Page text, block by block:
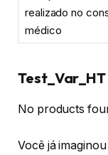
realizado no
médico
Test_Var_HT
No products
Você já